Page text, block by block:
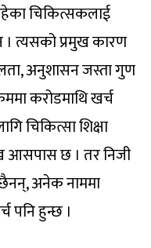
चिकित्सकलाई
त्यसको प्रमुख कारण
अनुशासन जस्ता गुण
करोडमाथि खर्च
चिकित्सा शिक्षा
छ । तर निजी
अनेक नाममा
पनि हुन्छ ।